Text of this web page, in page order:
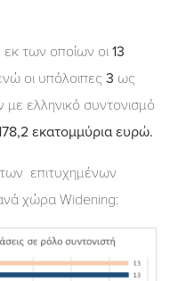
των οποίων οι 13
οι υπόλοιπες 3 ως
ελληνικό συντονισμό
εκατομμύρια ευρώ.
επιτυχημένων
χώρα Widening: